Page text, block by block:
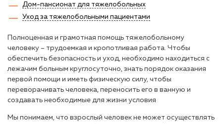
Дом-пансионат для тяжелобольных
Уход за тяжелобольными пациентами
Полноценная и грамотная помощь тяжелобольному
человеку – трудоемкая и кропотливая работа. Чтобы
обеспечить безопасность и уход, необходимо находиться с
лежачим больным круглосуточно, знать порядок оказания
первой помощи и иметь физическую силу, чтобы
переворачивать человека, переносить его в ванную и
создавать необходимые для жизни условия
Мы понимаем, что взрослый человек не может осуществлять